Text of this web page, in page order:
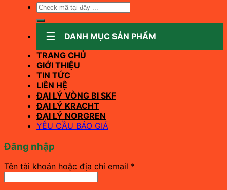
Tìm
kiếm:
DANH MỤC SẢN PHẨM
TRANG CHỦ
GIỚI THIỆU
TIN TỨC
LIÊN HỆ
ĐẠI LÝ VÒNG BI SKF
ĐẠI LÝ KRACHT
ĐẠI LÝ NORGREN
YÊU CẦU BÁO GIÁ
Đăng nhập
Tên tài khoản hoặc địa chỉ email *